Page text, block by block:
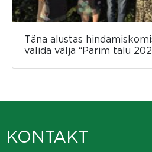
Täna alustas
valida välja “Parim talu
KONTAKT